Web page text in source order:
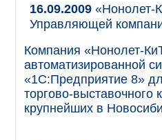
16.09.2009 «Нонолет-
Управляющей
Компания «Нонолет-
автоматизированной
«1С:Предприятие 8»
торгово-
крупнейших в